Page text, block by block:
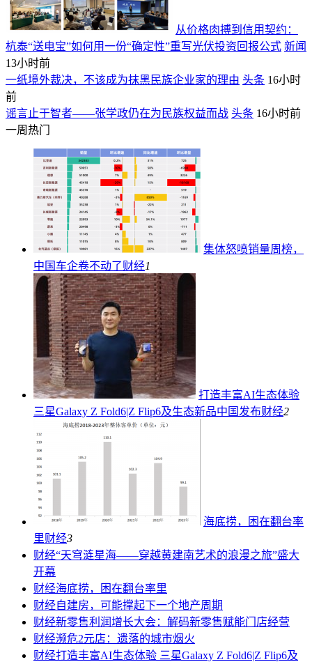
从价格肉搏到信用契约：
杭泰“送电宝”如何用一份“确定性”重写光伏投资回报公式 新闻
13小时前
一纸境外裁决，不该成为抹黑民族企业家的理由 头条 16小时
前
谣言止于智者——张学政仍在为民族权益而战 头条 16小时前
一周热门
集体怒喷销量周榜，
中国车企卷不动了财经1
打造丰富AI生态体验
三星Galaxy Z Fold6|Z Flip6及生态新品中国发布财经2
海底捞，困在翻台率
里财经3
财经“天穹涟星海——穿越黄建南艺术的浪漫之旅”盛大
开幕
财经海底捞，困在翻台率里
财经自建房，可能撑起下一个地产周期
财经新零售利润增长大会：解码新零售赋能门店经营
财经濒危2元店：遗落的城市烟火
财经打造丰富AI生态体验 三星Galaxy Z Fold6|Z Flip6及